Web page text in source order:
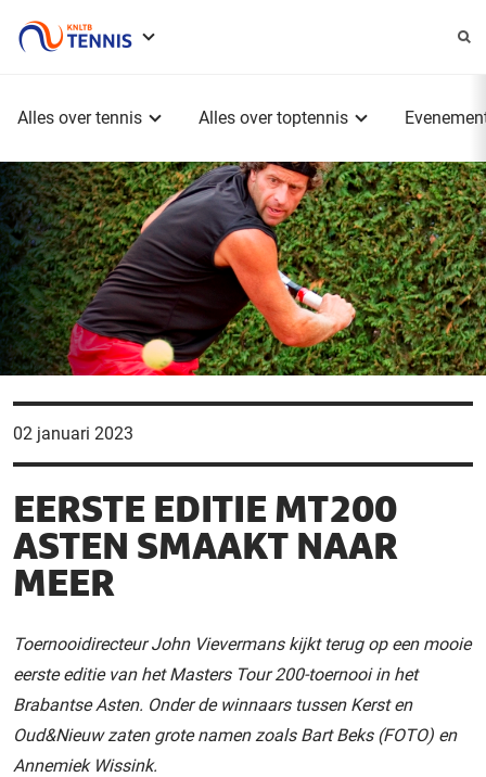
Alles over tennis Alles over toptennis
02 januari 2023
EERSTE EDITIE MT200
ASTEN SMAAKT NAAR
MEER
Toernooidirecteur John Vievermans kijkt terug op een mooie
eerste editie van het Masters Tour 200-toernooi in het
Brabantse Asten. Onder de winnaars tussen Kerst en
Oud&Nieuw zaten grote namen zoals Bart Beks (FOTO) en
Annemiek Wissink.